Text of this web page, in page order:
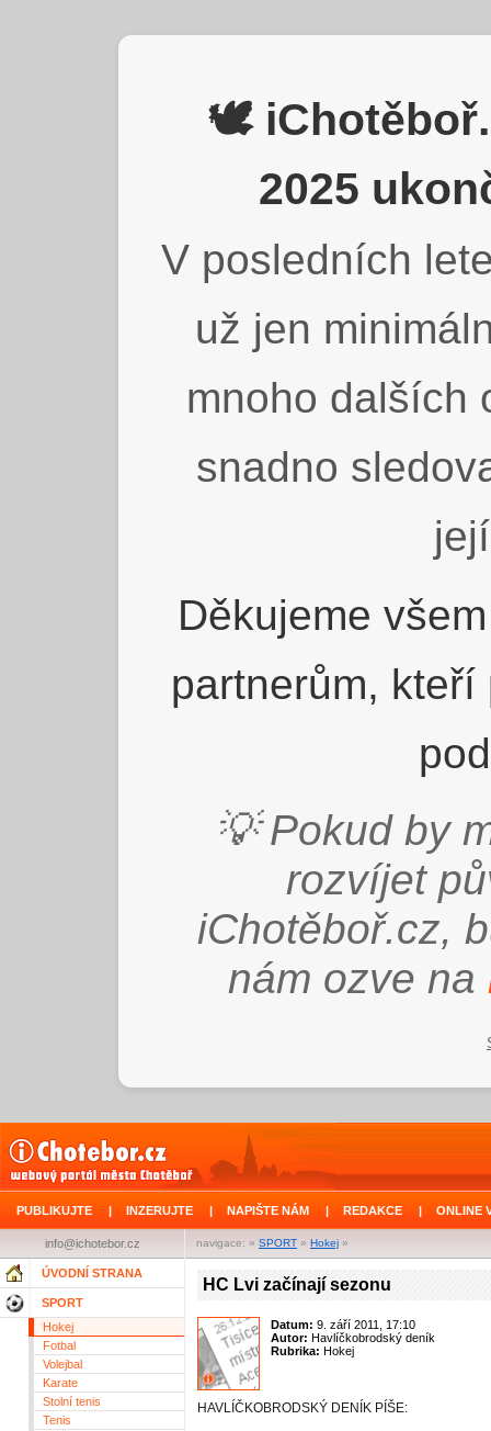
🕊️
2025
V posledních
už jen
mnoho dalších
snadno
Děkujeme
partnerům,
💡 Pokud by
rozvíjet
iChotěboř.cz,
nám ozve na
PUBLIKUJTE | INZERUJTE | NAPIŠTE NÁM | REDAKCE | ONLINE
navigace: » SPORT » Hokej »
info@ichotebor.cz
ÚVODNÍ STRANA
SPORT
Hokej
Fotbal
Volejbal
Karate
Stolní tenis
Tenis
HC Lvi začínají sezonu
Datum: 9. září 2011, 17:10
Autor: Havlíčkobrodský deník
Rubrika: Hokej
HAVLÍČKOBRODSKÝ DENÍK PÍŠE: